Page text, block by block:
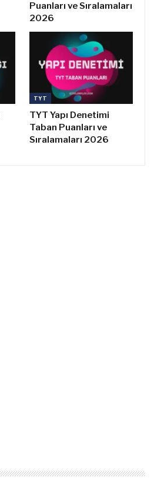
Puanları ve Sıralamaları
2026
TYT
TYT Yapı Denetimi
Taban Puanları ve
Sıralamaları 2026